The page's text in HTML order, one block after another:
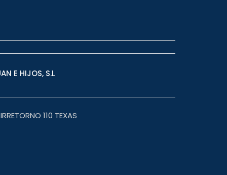
E HIJOS, S.L
110 TEXAS